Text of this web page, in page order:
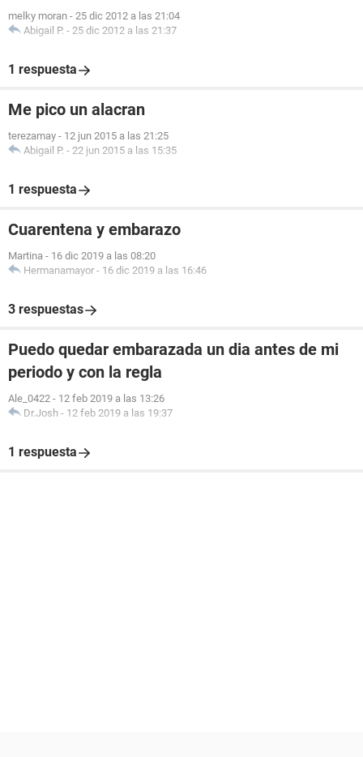
melky moran - 25 dic 2012 a las 21:04
Abigail P. - 25 dic 2012 a las 21:37
1 respuesta
Me pico un alacran
terezamay - 12 jun 2015 a las 21:25
Abigail P. - 22 jun 2015 a las 15:35
1 respuesta
Cuarentena y embarazo
Martina - 16 dic 2019 a las 08:20
Hermanamayor - 16 dic 2019 a las 16:46
3 respuestas
Puedo quedar embarazada un dia antes de mi
periodo y con la regla
Ale_0422 - 12 feb 2019 a las 13:26
Dr.Josh - 12 feb 2019 a las 19:37
1 respuesta